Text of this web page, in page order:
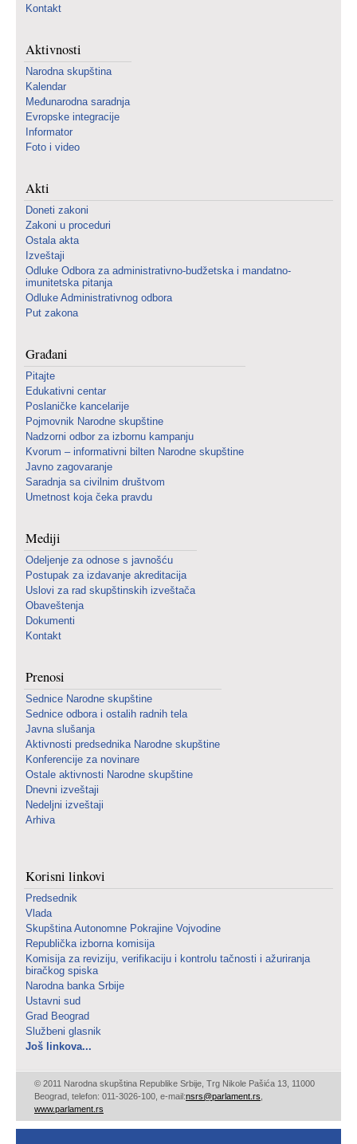
Kontakt
Aktivnosti
Narodna skupština
Kalendar
Međunarodna saradnja
Evropske integracije
Informator
Foto i video
Akti
Doneti zakoni
Zakoni u proceduri
Ostala akta
Izveštaji
Odluke Odbora za administrativno-budžetska i mandatno-
imunitetska pitanja
Odluke Administrativnog odbora
Put zakona
Građani
Pitajte
Edukativni centar
Poslaničke kancelarije
Pojmovnik Narodne skupštine
Nadzorni odbor za izbornu kampanju
Kvorum – informativni bilten Narodne skupštine
Javno zagovaranje
Saradnja sa civilnim društvom
Umetnost koja čeka pravdu
Mediji
Odeljenje za odnose s javnošću
Postupak za izdavanje akreditacija
Uslovi za rad skupštinskih izveštača
Obaveštenja
Dokumenti
Kontakt
Prenosi
Sednice Narodne skupštine
Sednice odbora i ostalih radnih tela
Javna slušanja
Aktivnosti predsednika Narodne skupštine
Konferencije za novinare
Ostale aktivnosti Narodne skupštine
Dnevni izveštaji
Nedeljni izveštaji
Arhiva
Korisni linkovi
Predsednik
Vlada
Skupština Autonomne Pokrajine Vojvodine
Republička izborna komisija
Komisija za reviziju, verifikaciju i kontrolu tačnosti i ažuriranja
biračkog spiska
Narodna banka Srbije
Ustavni sud
Grad Beograd
Službeni glasnik
Još linkova...
© 2011 Narodna skupština Republike Srbije, Trg Nikole Pašića 13, 11000
Beograd, telefon: 011-3026-100, e-mail:nsrs@parlament.rs
www.parlament.rs